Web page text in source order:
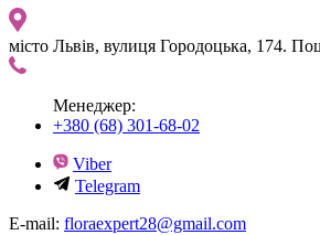
місто Львів, вулиця Городоцька, 174.
Менеджер:
+380 (68) 301-68-02
Viber
Telegram
E-mail: floraexpert28@gmail.com